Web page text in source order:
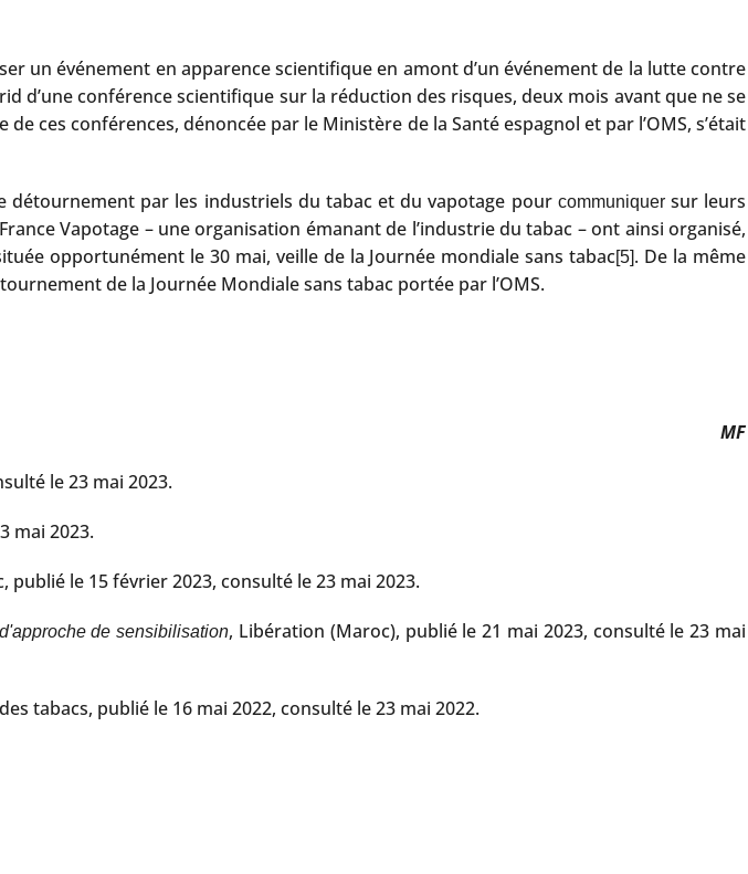
un événement en apparence scientifique en amont d’un événement de la lutte contre
d’une conférence scientifique sur la réduction des risques, deux mois avant que ne se
de ces conférences, dénoncée par le Ministère de la Santé espagnol et par l’OMS, s’était
détournement par les industriels du tabac et du vapotage pour communiquersur leurs
Vapotage – une organisation émanant de l’industrie du tabac – ont ainsi organisé,
opportunément le 30 mai, veille de la Journée mondiale sans tabac[5]. De la même
de la Journée Mondiale sans tabac portée par l’OMS.
MF
le 23 mai 2023.
mai 2023.
publié le 15 février 2023, consulté le 23 mai 2023.
de sensibilisation, Libération (Maroc), publié le 21 mai 2023, consulté le 23 mai
tabacs, publié le 16 mai 2022, consulté le 23 mai 2022.